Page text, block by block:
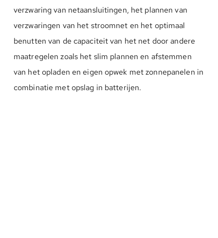
verzwaring van netaansluitingen, het plannen van
verzwaringen van het stroomnet en het optimaal
benutten van de capaciteit van het net door andere
maatregelen zoals het slim plannen en afstemmen
van het opladen en eigen opwek met zonnepanelen in
combinatie met opslag in batterijen.